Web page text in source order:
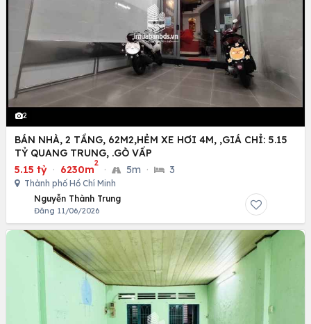
2
BÁN NHÀ, 2 TẦNG, 62M2,HẺM XE HƠI 4M, ,GIÁ CHỈ: 5.15
TỶ QUANG TRUNG, .GÒ VẤP
5.15 tỷ · 6230m
2
· 5m · 3
Thành phố Hồ Chí Minh
Nguyễn Thành Trung
Đăng 11/06/2026